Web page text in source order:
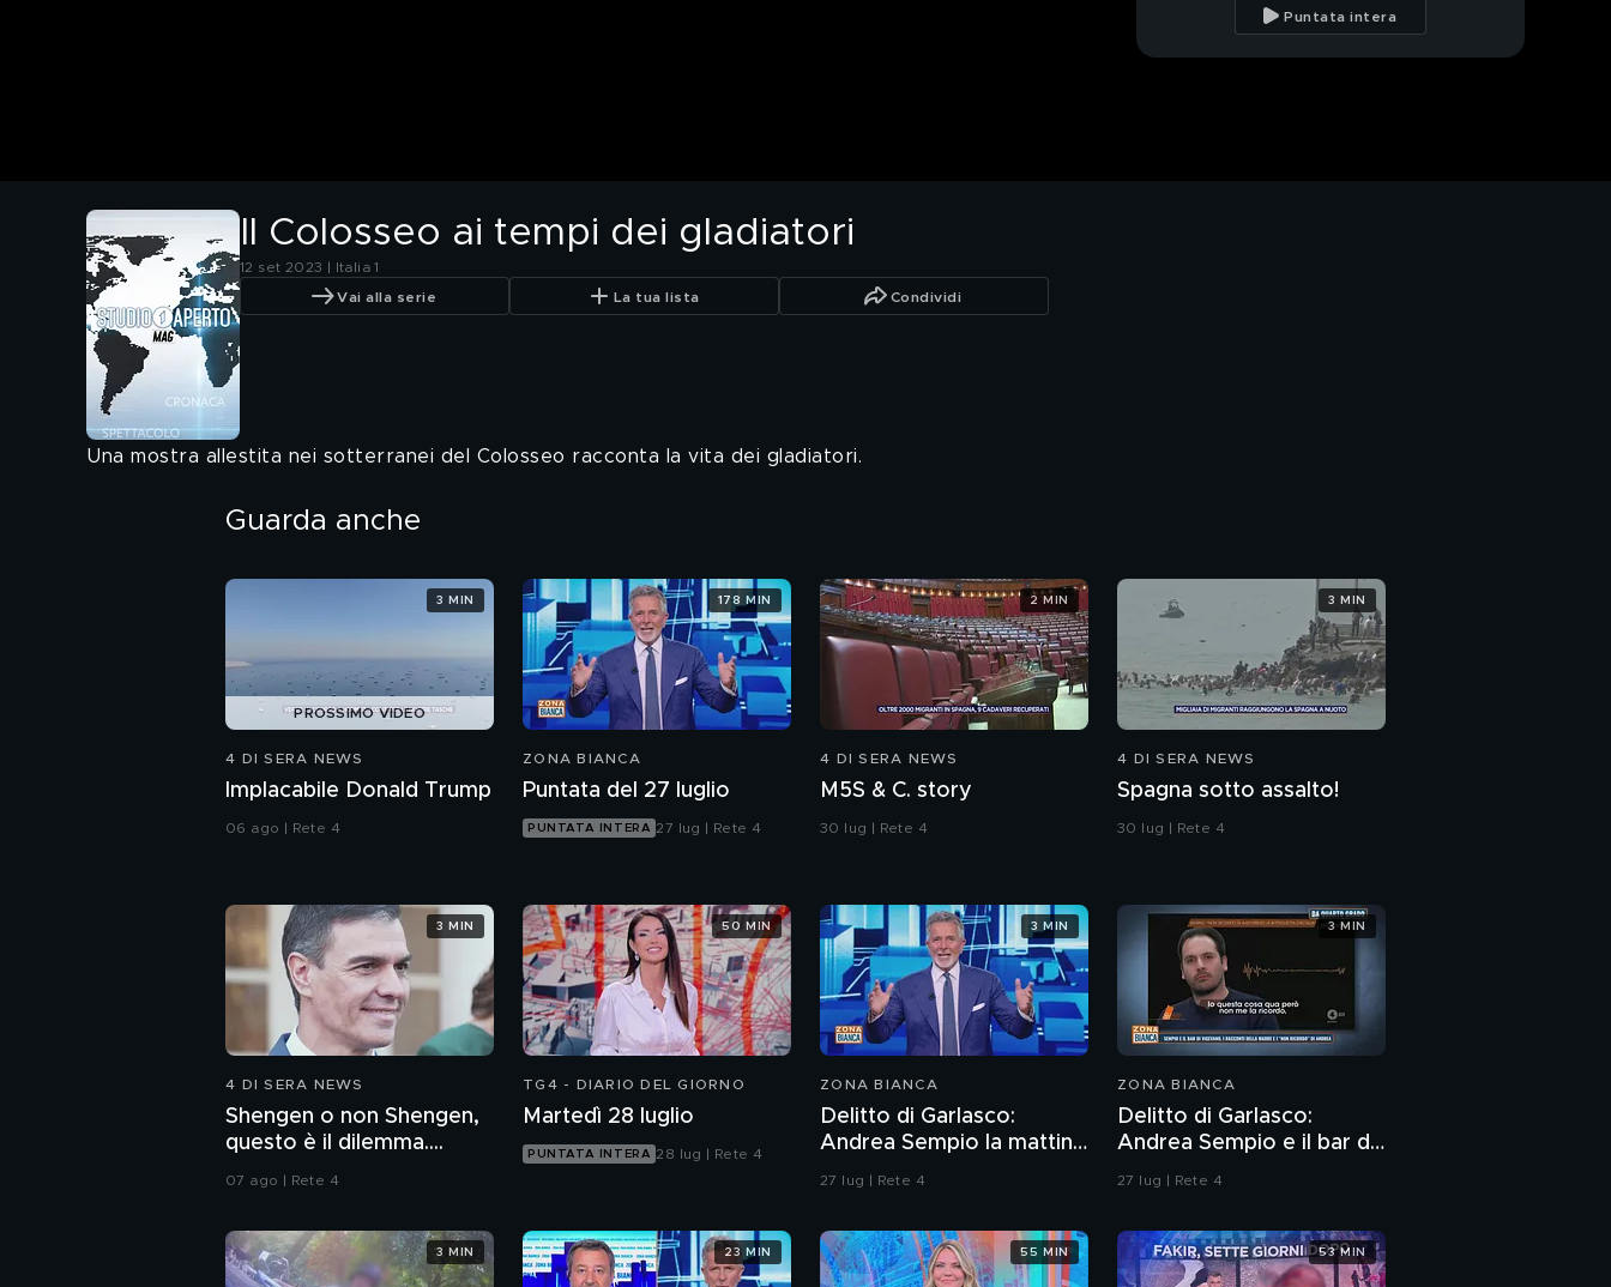
Puntata intera
Il Colosseo ai tempi dei gladiatori
12 set 2023 | Italia 1
Vai alla serie La tua lista Condividi
Una mostra allestita nei sotterranei del Colosseo racconta la vita dei gladiatori.
Guarda anche
PROSSIMO VIDEO
4 DI SERA NEWS
Implacabile Donald Trump
06 ago | Rete 4
3 MIN
ZONA BIANCA
Puntata del 27 luglio
PUNTATA INTERA 27 lug | Rete 4
178 MIN
4 DI SERA NEWS
M5S & C. story
30 lug | Rete 4
2 MIN
4 DI SERA NEWS
Spagna sotto assalto!
30 lug | Rete 4
3 MIN
4 DI SERA NEWS
Shengen o non Shengen,
questo è il dilemma....
07 ago | Rete 4
3 MIN
TG4 - DIARIO DEL GIORNO
Martedì 28 luglio
PUNTATA INTERA 28 lug | Rete 4
50 MIN
ZONA BIANCA
Delitto di Garlasco:
Andrea Sempio la mattina
del delitto è stato in un
27 lug | Rete 4
3 MIN
ZONA BIANCA
Delitto di Garlasco:
Andrea Sempio e il bar di
Vigevano e i racconti
27 lug | Rete 4
3 MIN
3 MIN 23 MIN 55 MIN 53 MIN